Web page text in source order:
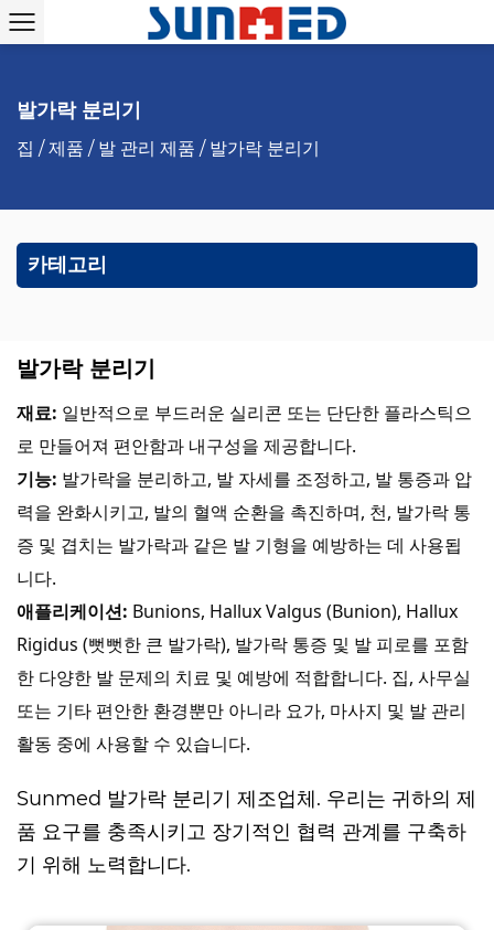
발가락 분리기
집 /제품 / 발 관리 제품 / 발가락 분리기
카테고리
발가락 분리기
재료: 일반적으로 부드러운 실리콘 또는 단단한 플라스틱으
로 만들어져 편안함과 내구성을 제공합니다.
기능: 발가락을 분리하고, 발 자세를 조정하고, 발 통증과 압
력을 완화시키고, 발의 혈액 순환을 촉진하며, 천, 발가락 통
증 및 겹치는 발가락과 같은 발 기형을 예방하는 데 사용됩
니다.
애플리케이션: Bunions, Hallux Valgus (Bunion), Hallux
Rigidus (뻣뻣한 큰 발가락), 발가락 통증 및 발 피로를 포함
한 다양한 발 문제의 치료 및 예방에 적합합니다. 집, 사무실
또는 기타 편안한 환경뿐만 아니라 요가, 마사지 및 발 관리
활동 중에 사용할 수 있습니다.
Sunmed 발가락 분리기 제조업체. 우리는 귀하의 제
품 요구를 충족시키고 장기적인 협력 관계를 구축하
기 위해 노력합니다.